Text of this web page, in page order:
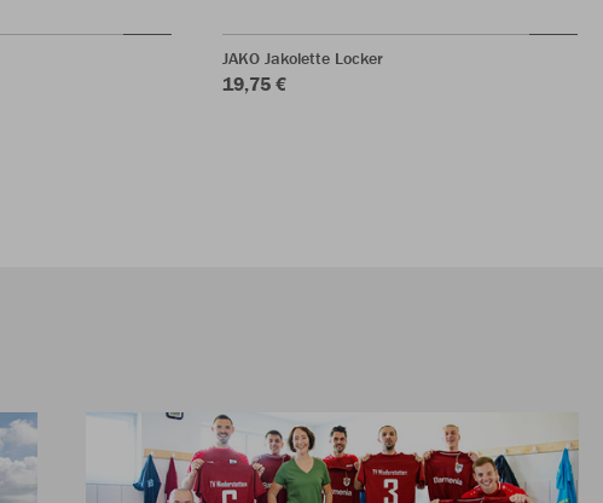
JAKO Jakolette Locker
19,75 €